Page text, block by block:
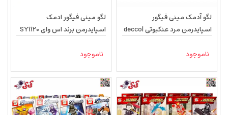
لگو آدمک مینی فیگور
اسپایدرمن مرد عنکبوتی deccol
ناموجود
لگو مینی فیگور ادمک
اسپایدرمن برند اس وای SY1120
ناموجود